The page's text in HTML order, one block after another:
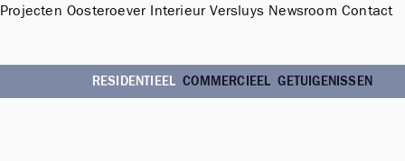
Projecten Oosteroever Interieur Versluys Newsroom Contact
Hendrik Baelskaai 12a, 8400 Oostende
RESIDENTIEEL COMMERCIEEL GETUIGENISSEN